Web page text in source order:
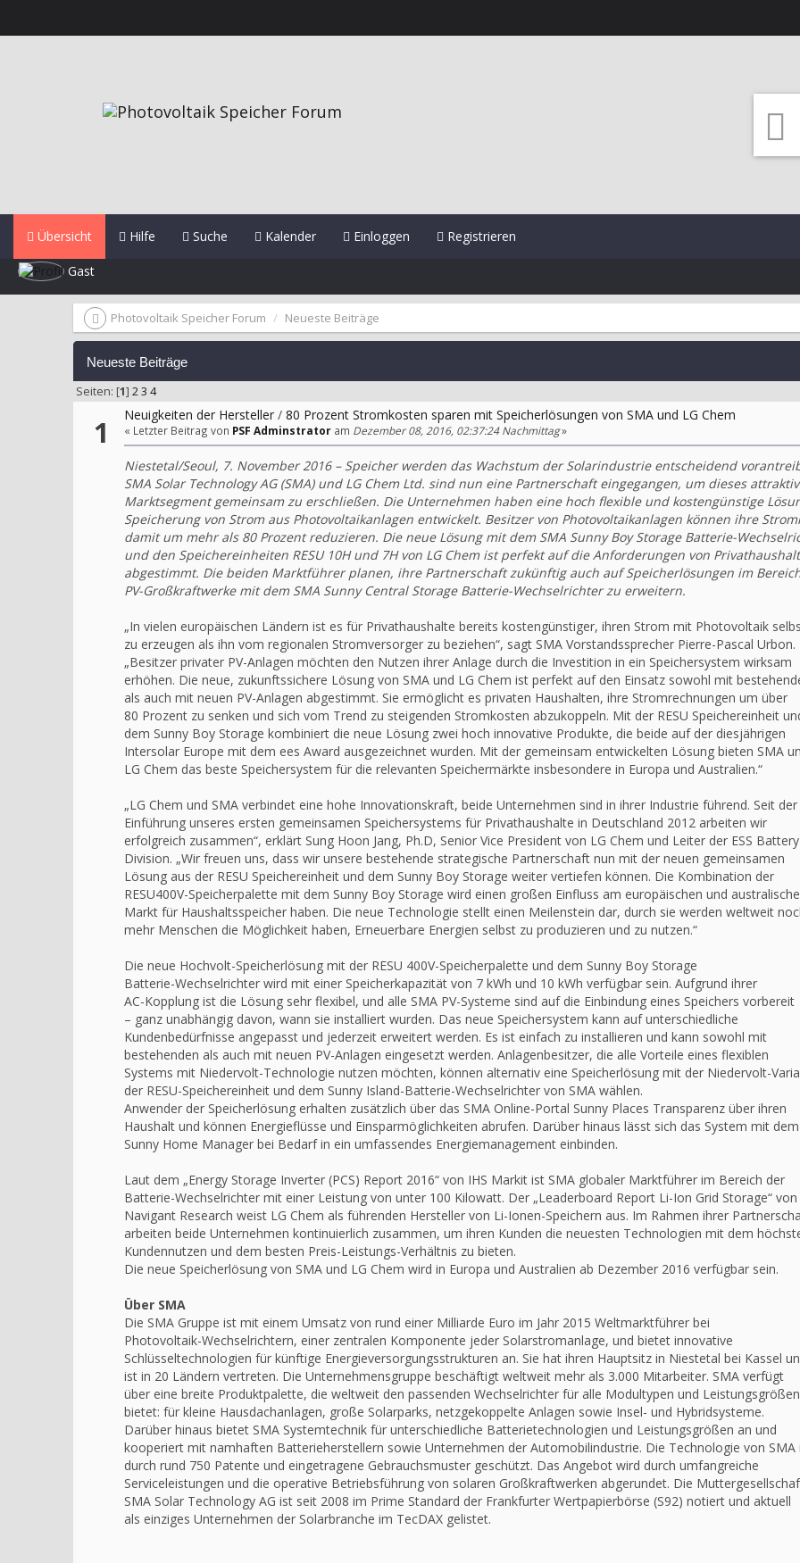
Übersicht Hilfe Suche Kalender Einloggen Registrieren
Gast
Photovoltaik Speicher Forum Neueste Beiträge
Neueste Beiträge
Seiten: [1] 23 4
1 Neuigkeiten der Hersteller/ 80 Prozent Stromkosten sparen mit Speicherlösungen von SMA und LG Chem
« Letzter Beitrag von PSF Adminstrator am Dezember 08, 2016, 02:37:24 Nachmittag»
Niestetal/Seoul, 7. November 2016 – Speicher werden das Wachstum der Solarindustrie entscheidend
SMA Solar Technology AG (SMA) und LG Chem Ltd. sind nun eine Partnerschaft eingegangen, um dieses
Marktsegment gemeinsam zu erschließen. Die Unternehmen haben eine hoch flexible und kostengünstige
Speicherung von Strom aus Photovoltaikanlagen entwickelt. Besitzer von Photovoltaikanlagen können ihre
damit um mehr als 80 Prozent reduzieren. Die neue Lösung mit dem SMA Sunny Boy Storage Batterie-
und den Speichereinheiten RESU 10H und 7H von LG Chem ist perfekt auf die Anforderungen von
abgestimmt. Die beiden Marktführer planen, ihre Partnerschaft zukünftig auch auf Speicherlösungen im
PV-Großkraftwerke mit dem SMA Sunny Central Storage Batterie-Wechselrichter zu erweitern.
„In vielen europäischen Ländern ist es für Privathaushalte bereits kostengünstiger, ihren Strom mit Photovoltaik
zu erzeugen als ihn vom regionalen Stromversorger zu beziehen“, sagt SMA Vorstandssprecher Pierre-Pascal Urbon.
„Besitzer privater PV-Anlagen möchten den Nutzen ihrer Anlage durch die Investition in ein Speichersystem wirksam
erhöhen. Die neue, zukunftssichere Lösung von SMA und LG Chem ist perfekt auf den Einsatz sowohl mit
als auch mit neuen PV-Anlagen abgestimmt. Sie ermöglicht es privaten Haushalten, ihre Stromrechnungen um über
80 Prozent zu senken und sich vom Trend zu steigenden Stromkosten abzukoppeln. Mit der RESU Speichereinheit
dem Sunny Boy Storage kombiniert die neue Lösung zwei hoch innovative Produkte, die beide auf der diesjährigen
Intersolar Europe mit dem ees Award ausgezeichnet wurden. Mit der gemeinsam entwickelten Lösung bieten SMA
LG Chem das beste Speichersystem für die relevanten Speichermärkte insbesondere in Europa und Australien.“
„LG Chem und SMA verbindet eine hohe Innovationskraft, beide Unternehmen sind in ihrer Industrie führend. Seit der
Einführung unseres ersten gemeinsamen Speichersystems für Privathaushalte in Deutschland 2012 arbeiten wir
erfolgreich zusammen“, erklärt Sung Hoon Jang, Ph.D, Senior Vice President von LG Chem und Leiter der ESS Battery
Division. „Wir freuen uns, dass wir unsere bestehende strategische Partnerschaft nun mit der neuen gemeinsamen
Lösung aus der RESU Speichereinheit und dem Sunny Boy Storage weiter vertiefen können. Die Kombination der
RESU400V-Speicherpalette mit dem Sunny Boy Storage wird einen großen Einfluss am europäischen und
Markt für Haushaltsspeicher haben. Die neue Technologie stellt einen Meilenstein dar, durch sie werden weltweit
mehr Menschen die Möglichkeit haben, Erneuerbare Energien selbst zu produzieren und zu nutzen.“
Die neue Hochvolt-Speicherlösung mit der RESU 400V-Speicherpalette und dem Sunny Boy Storage
Batterie-Wechselrichter wird mit einer Speicherkapazität von 7 kWh und 10 kWh verfügbar sein. Aufgrund ihrer
AC-Kopplung ist die Lösung sehr flexibel, und alle SMA PV-Systeme sind auf die Einbindung eines Speichers vorbereit
– ganz unabhängig davon, wann sie installiert wurden. Das neue Speichersystem kann auf unterschiedliche
Kundenbedürfnisse angepasst und jederzeit erweitert werden. Es ist einfach zu installieren und kann sowohl mit
bestehenden als auch mit neuen PV-Anlagen eingesetzt werden. Anlagenbesitzer, die alle Vorteile eines flexiblen
Systems mit Niedervolt-Technologie nutzen möchten, können alternativ eine Speicherlösung mit der Niedervolt-
der RESU-Speichereinheit und dem Sunny Island-Batterie-Wechselrichter von SMA wählen.
Anwender der Speicherlösung erhalten zusätzlich über das SMA Online-Portal Sunny Places Transparenz über ihren
Haushalt und können Energieflüsse und Einsparmöglichkeiten abrufen. Darüber hinaus lässt sich das System mit dem
Sunny Home Manager bei Bedarf in ein umfassendes Energiemanagement einbinden.
Laut dem „Energy Storage Inverter (PCS) Report 2016“ von IHS Markit ist SMA globaler Marktführer im Bereich der
Batterie-Wechselrichter mit einer Leistung von unter 100 Kilowatt. Der „Leaderboard Report Li-Ion Grid Storage“ von
Navigant Research weist LG Chem als führenden Hersteller von Li-Ionen-Speichern aus. Im Rahmen ihrer
arbeiten beide Unternehmen kontinuierlich zusammen, um ihren Kunden die neuesten Technologien mit dem
Kundennutzen und dem besten Preis-Leistungs-Verhältnis zu bieten.
Die neue Speicherlösung von SMA und LG Chem wird in Europa und Australien ab Dezember 2016 verfügbar sein.
Über SMA
Die SMA Gruppe ist mit einem Umsatz von rund einer Milliarde Euro im Jahr 2015 Weltmarktführer bei
Photovoltaik-Wechselrichtern, einer zentralen Komponente jeder Solarstromanlage, und bietet innovative
Schlüsseltechnologien für künftige Energieversorgungsstrukturen an. Sie hat ihren Hauptsitz in Niestetal bei Kassel
ist in 20 Ländern vertreten. Die Unternehmensgruppe beschäftigt weltweit mehr als 3.000 Mitarbeiter. SMA verfügt
über eine breite Produktpalette, die weltweit den passenden Wechselrichter für alle Modultypen und Leistungsgrößen
bietet: für kleine Hausdachanlagen, große Solarparks, netzgekoppelte Anlagen sowie Insel- und Hybridsysteme.
Darüber hinaus bietet SMA Systemtechnik für unterschiedliche Batterietechnologien und Leistungsgrößen an und
kooperiert mit namhaften Batterieherstellern sowie Unternehmen der Automobilindustrie. Die Technologie von SMA
durch rund 750 Patente und eingetragene Gebrauchsmuster geschützt. Das Angebot wird durch umfangreiche
Serviceleistungen und die operative Betriebsführung von solaren Großkraftwerken abgerundet. Die
SMA Solar Technology AG ist seit 2008 im Prime Standard der Frankfurter Wertpapierbörse (S92) notiert und aktuell
als einziges Unternehmen der Solarbranche im TecDAX gelistet.